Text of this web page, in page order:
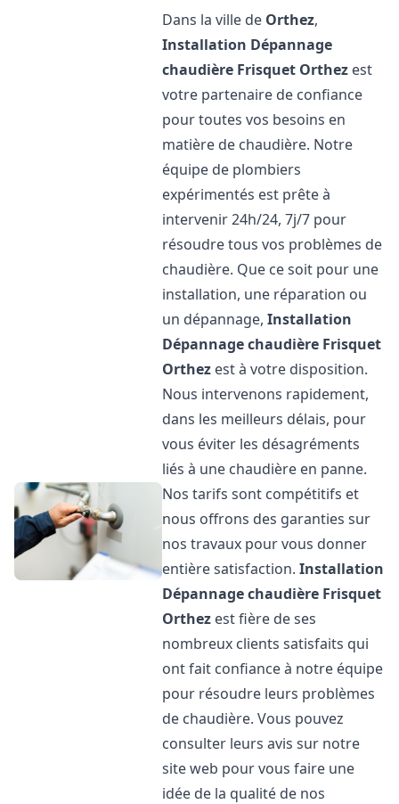
Dans la ville de Orthez,
Installation Dépannage
chaudière Frisquet Orthez est
votre partenaire de confiance
pour toutes vos besoins en
matière de chaudière. Notre
équipe de plombiers
expérimentés est prête à
intervenir 24h/24, 7j/7 pour
résoudre tous vos problèmes de
chaudière. Que ce soit pour une
installation, une réparation ou
un dépannage,Installation
Dépannage chaudière Frisquet
Orthez est à votre disposition.
Nous intervenons rapidement,
dans les meilleurs délais, pour
vous éviter les désagréments
liés à une chaudière en panne.
Nos tarifs sont compétitifs et
nous offrons des garanties sur
nos travaux pour vous donner
entière satisfaction.Installation
Dépannage chaudière Frisquet
Orthez est fière de ses
nombreux clients satisfaits qui
ont fait confiance à notre équipe
pour résoudre leurs problèmes
de chaudière. Vous pouvez
consulter leurs avis sur notre
site web pour vous faire une
idée de la qualité de nos